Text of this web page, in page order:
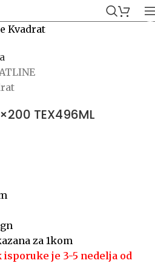
Kvadrat
TEX496ML
za 1kom
je 3-5 nedelja od